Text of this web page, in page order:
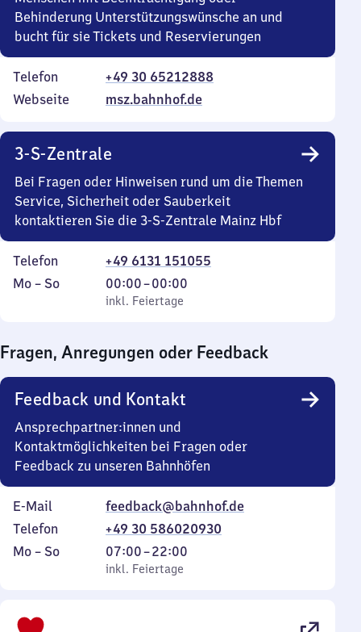
Behinderung Unterstützungswünsche an und
bucht für sie Tickets und Reservierungen
Telefon
+49 30 65212888
Webseite
msz.bahnhof.de
3-S-Zentrale
Bei Fragen oder Hinweisen rund um die Themen
Service, Sicherheit oder Sauberkeit
kontaktieren Sie die 3-S-Zentrale Mainz Hbf
Telefon
+49 6131 151055
Montag
Mo – So,
inkl. Feiertage
00:00–00:00
Von
0
0
Uhr
inkl. Feiertage
Fragen, Anregungen oder Feedback
Feedback und Kontakt
Ansprechpartner:innen und
Kontaktmöglichkeiten bei Fragen oder
Feedback zu unseren Bahnhöfen
E-Mail
feedback@bahnhof.de
Telefon
+49 30 586020930
Montag
Mo – So,
inkl. Feiertage
07:00–22:00
Von
7
inkl. Feiertage